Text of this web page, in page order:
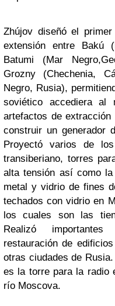
Zhújov diseñó el
extensión entre Bakú
Batumi (Mar
Grozny (Chechenia,
Negro, Rusia),
soviético accediera al
artefactos de
construir un generador
Proyectó varios de
transiberiano, torres
alta tensión así como
metal y vidrio de fines
techados con vidrio en
los cuales son las
Realizó
restauración de
otras ciudades de
es la torre para la radio
río Moscova.